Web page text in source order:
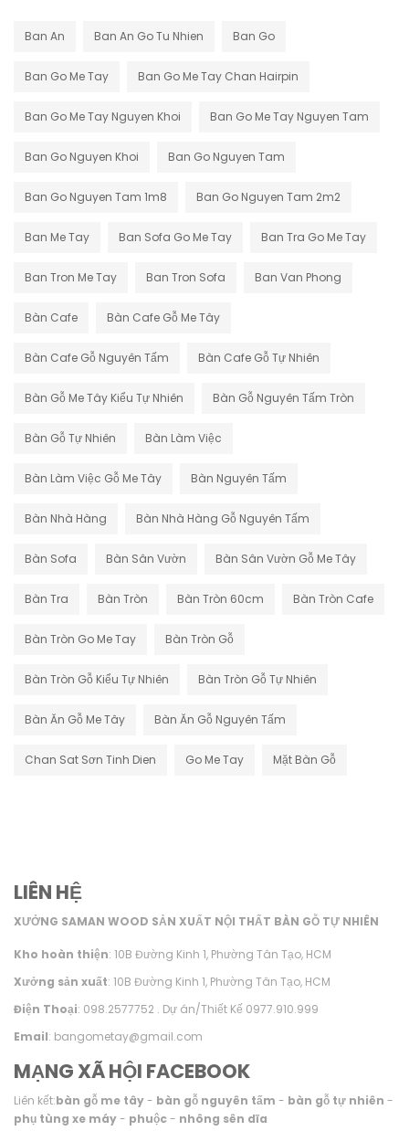
Ban An Ban An Go Tu Nhien Ban Go
Ban Go Me Tay Ban Go Me Tay Chan Hairpin
Ban Go Me Tay Nguyen Khoi Ban Go Me Tay Nguyen Tam
Ban Go Nguyen Khoi Ban Go Nguyen Tam
Ban Go Nguyen Tam 1m8 Ban Go Nguyen Tam 2m2
Ban Me Tay Ban Sofa Go Me Tay Ban Tra Go Me Tay
Ban Tron Me Tay Ban Tron Sofa Ban Van Phong
Bàn Cafe Bàn Cafe Gỗ Me Tây
Bàn Cafe Gỗ Nguyên Tấm Bàn Cafe Gỗ Tự Nhiên
Bàn Gỗ Me Tây Kiểu Tự Nhiên Bàn Gỗ Nguyên Tấm Tròn
Bàn Gỗ Tự Nhiên Bàn Làm Việc
Bàn Làm Việc Gỗ Me Tây Bàn Nguyên Tấm
Bàn Nhà Hàng Bàn Nhà Hàng Gỗ Nguyên Tấm
Bàn Sofa Bàn Sân Vườn Bàn Sân Vườn Gỗ Me Tây
Bàn Tra Bàn Tròn Bàn Tròn 60cm Bàn Tròn Cafe
Bàn Tròn Go Me Tay Bàn Tròn Gỗ
Bàn Tròn Gỗ Kiểu Tự Nhiên Bàn Tròn Gỗ Tự Nhiên
Bàn Ăn Gỗ Me Tây Bàn Ăn Gỗ Nguyên Tấm
Chan Sat Sơn Tinh Dien Go Me Tay Mặt Bàn Gỗ
LIÊN HỆ
XƯỞNG SAMAN WOOD SẢN XUẤT NỘI THẤT BÀN GỖ TỰ NHIÊN
Kho hoàn thiện: 10B Đường Kinh 1, Phường Tân Tạo, HCM
Xưởng sản xuất: 10B Đường Kinh 1, Phường Tân Tạo, HCM
Điện Thoại: 098.2577752 . Dự án/Thiết Kế 0977.910.999
Email: bangometay@gmail.com
MẠNG XÃ HỘI FACEBOOK
Liên kết:bàn gỗ me tây- bàn gỗ nguyên tấm - bàn gỗ tự nhiên -
phụ tùng xe máy- phuộc- nhông sên dĩa